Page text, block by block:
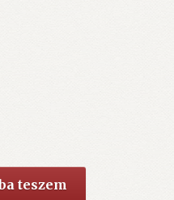
teszem